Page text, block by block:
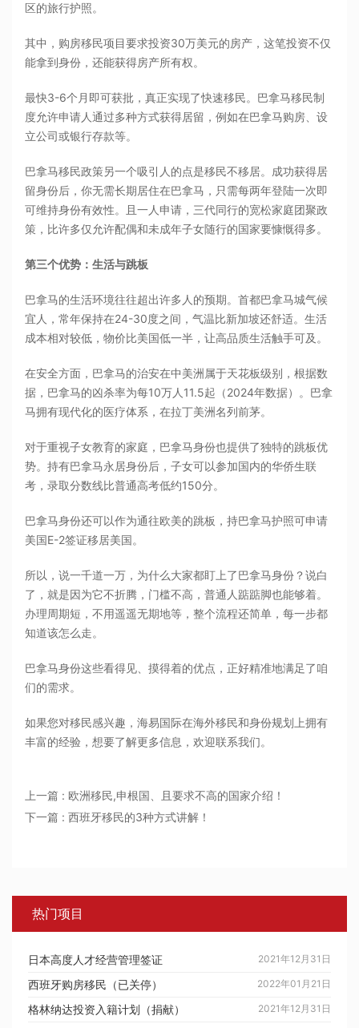
区的旅行护照。
其中，购房移民项目要求投资30万美元的房产，这笔投资不仅
能拿到身份，还能获得房产所有权。
最快3-6个月即可获批，真正实现了快速移民。巴拿马移民制
度允许申请人通过多种方式获得居留，例如在巴拿马购房、设
立公司或银行存款等。
巴拿马移民政策另一个吸引人的点是移民不移居。成功获得居
留身份后，你无需长期居住在巴拿马，只需每两年登陆一次即
可维持身份有效性。且一人申请，三代同行的宽松家庭团聚政
策，比许多仅允许配偶和未成年子女随行的国家要慷慨得多。
第三个优势：生活与跳板
巴拿马的生活环境往往超出许多人的预期。首都巴拿马城气候
宜人，常年保持在24-30度之间，气温比新加坡还舒适。生活
成本相对较低，物价比美国低一半，让高品质生活触手可及。
在安全方面，巴拿马的治安在中美洲属于天花板级别，根据数
据，巴拿马的凶杀率为每10万人11.5起（2024年数据）。巴拿
马拥有现代化的医疗体系，在拉丁美洲名列前茅。
对于重视子女教育的家庭，巴拿马身份也提供了独特的跳板优
势。持有巴拿马永居身份后，子女可以参加国内的华侨生联
考，录取分数线比普通高考低约150分。
巴拿马身份还可以作为通往欧美的跳板，持巴拿马护照可申请
美国E-2签证移居美国。
所以，说一千道一万，为什么大家都盯上了巴拿马身份？说白
了，就是因为它不折腾，门槛不高，普通人踮踮脚也能够着。
办理周期短，不用遥遥无期地等，整个流程还简单，每一步都
知道该怎么走。
巴拿马身份这些看得见、摸得着的优点，正好精准地满足了咱
们的需求。
如果您对移民感兴趣，海易国际在海外移民和身份规划上拥有
丰富的经验，想要了解更多信息，欢迎联系我们。
上一篇 : 欧洲移民,申根国、且要求不高的国家介绍！
下一篇 : 西班牙移民的3种方式讲解！
热门项目
2021年12月31日
日本高度人才经营管理签证
2022年01月21日
西班牙购房移民（已关停）
2021年12月31日
格林纳达投资入籍计划（捐献）